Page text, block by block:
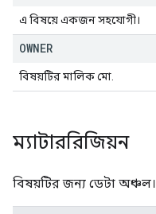
এ বিষয়ে একজন সহযোগী।
OWNER
বিষয়টির মালিক মো.
ম্যাটাররিজিয়ন
বিষয়টির জন্য ডেটা অঞ্চল।